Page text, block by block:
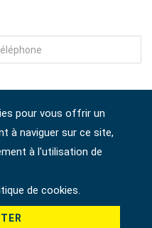
pour vous offrir un
à naviguer sur ce site,
à l'utilisation de
de cookies.